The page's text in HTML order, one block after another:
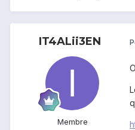
IT4ALii3EN
Membre